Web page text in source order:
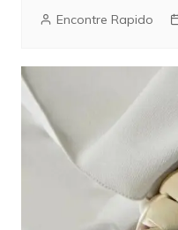
Encontre Rapido